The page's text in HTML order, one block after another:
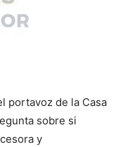
portavoz de la Casa
sobre si
y